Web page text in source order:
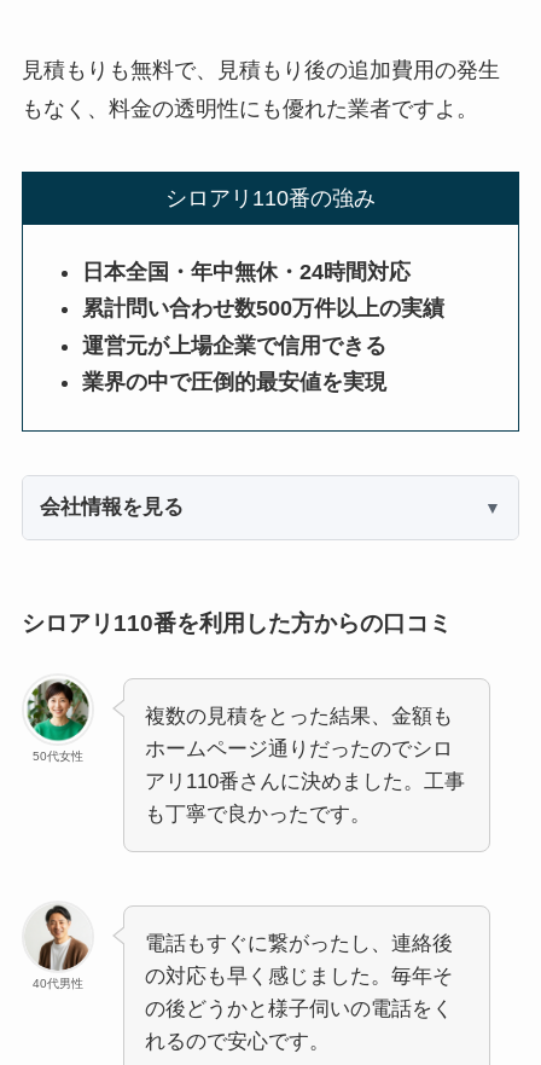
見積もりも無料で、見積もり後の追加費用の発生
もなく、料金の透明性にも優れた業者ですよ。
シロアリ110番の強み
日本全国・年中無休・24時間対応
累計問い合わせ数500万件以上の実績
運営元が上場企業で信用できる
業界の中で圧倒的最安値を実現
会社情報を見る
シロアリ110番を利用した方からの口コミ
50代女性
複数の見積をとった結果、金額も
ホームページ通りだったのでシロ
アリ110番さんに決めました。工事
も丁寧で良かったです。
40代男性
電話もすぐに繋がったし、連絡後
の対応も早く感じました。毎年そ
の後どうかと様子伺いの電話をく
れるので安心です。